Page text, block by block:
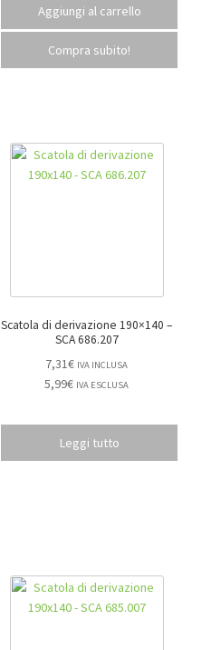
Aggiungi al carrello
Compra subito!
Scatola di derivazione 190×140 –
SCA 686.207
7,31€ IVA INCLUSA
5,99€ IVA ESCLUSA
Leggi tutto